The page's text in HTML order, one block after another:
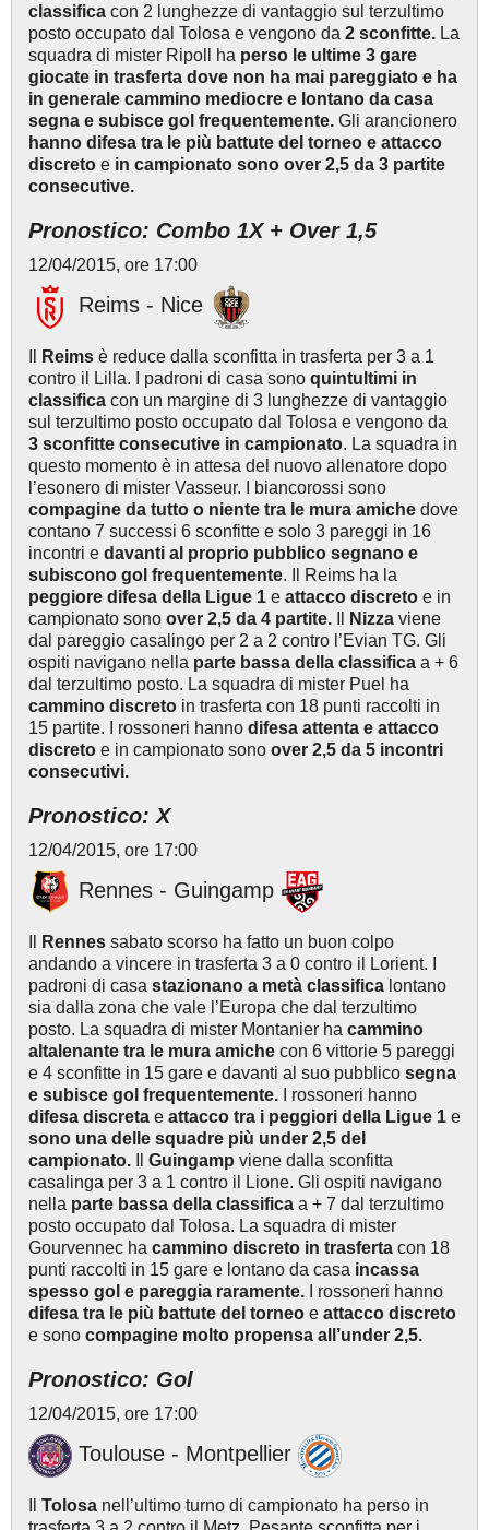
classifica con 2 lunghezze di vantaggio sul terzultimo
posto occupato dal Tolosa e vengono da 2 sconfitte. La
squadra di mister Ripoll ha perso le ultime 3 gare
giocate in trasferta dove non ha mai pareggiato e ha
in generale cammino mediocre e lontano da casa
segna e subisce gol frequentemente. Gli arancionero
hanno difesa tra le più battute del torneo e attacco
discreto e in campionato sono over 2,5 da 3 partite
consecutive.
Pronostico: Combo 1X + Over 1,5
12/04/2015, ore 17:00
Reims - Nice
Reims è reduce dalla sconfitta in trasferta per 3 a 1
contro il Lilla. I padroni di casa sono quintultimi in
classifica con un margine di 3 lunghezze di vantaggio
sul terzultimo posto occupato dal Tolosa e vengono da
3 sconfitte consecutive in campionato. La squadra in
questo momento è in attesa del nuovo allenatore dopo
l’esonero di mister Vasseur. I biancorossi sono
compagine da tutto o niente tra le mura amiche dove
contano 7 successi 6 sconfitte e solo 3 pareggi in 16
incontri e davanti al proprio pubblico segnano e
subiscono gol frequentemente. Il Reims ha la
peggiore difesa della Ligue 1 e attacco discreto e in
campionato sono over 2,5 da 4 partite. Nizza viene
dal pareggio casalingo per 2 a 2 contro l’Evian TG. Gli
ospiti navigano nella parte bassa della classifica a + 6
dal terzultimo posto. La squadra di mister Puel ha
cammino discreto in trasferta con 18 punti raccolti in
15 partite. I rossoneri hanno difesa attenta e attacco
discreto e in campionato sono over 2,5 da 5 incontri
consecutivi.
Pronostico: X
12/04/2015, ore 17:00
Rennes - Guingamp
Rennes sabato scorso ha fatto un buon colpo
andando a vincere in trasferta 3 a 0 contro il Lorient. I
padroni di casa stazionano a metà classifica lontano
sia dalla zona che vale l’Europa che dal terzultimo
posto. La squadra di mister Montanier ha cammino
altalenante tra le mura amiche con 6 vittorie 5 pareggi
e 4 sconfitte in 15 gare e davanti al suo pubblico segna
e subisce gol frequentemente.
I rossoneri hanno
difesa discreta e attacco tra i peggiori della Ligue 1 e
sono una delle squadre più under 2,5 del
campionato.
Guingamp viene dalla sconfitta
casalinga per 3 a 1 contro il Lione. Gli ospiti navigano
nella parte bassa della classifica a + 7 dal terzultimo
posto occupato dal Tolosa. La squadra di mister
Gourvennec ha cammino discreto in trasferta con 18
punti raccolti in 15 gare e lontano da casa incassa
spesso gol e pareggia raramente. I rossoneri hanno
difesa tra le più battute del torneo e attacco discreto
e sono compagine molto propensa all’under 2,5.
Pronostico: Gol
12/04/2015, ore 17:00
Toulouse - Montpellier
Tolosa nell’ultimo turno di campionato ha perso in